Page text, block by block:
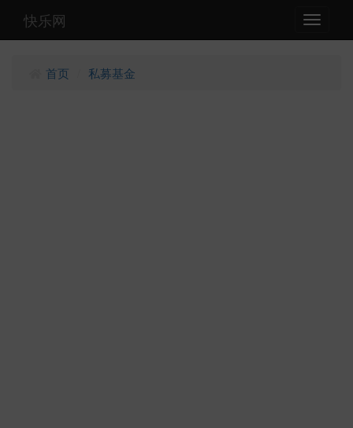
Toggle
快乐网
首页 私募基金